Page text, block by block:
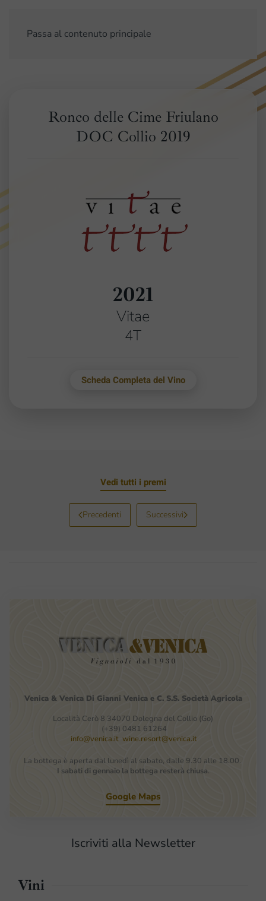
Passa al contenuto principale
Ronco delle Cime Friulano
DOC Collio 2019
2021
Vitae
4T
Scheda Completa del Vino
Vedi tutti i premi
Precedenti Successivi
Venica & Venica Di Gianni Venica e C. S.S. Società Agricola
Località Cerò 8 34070 Dolegna del Collio (Go)
(+39) 0481 61264
info@venica.it wine.resort@venica.it
La bottega è aperta dal lunedì al sabato, dalle 9.30 alle 18.00.
I sabati di gennaio la bottega resterà chiusa.
Google Maps
Iscriviti alla Newsletter
Vini